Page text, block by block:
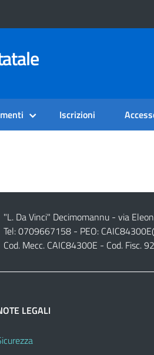
Iscrizioni
"L. Da Vinci" Decimomannu - via
Tel: 0709667158 - PEO:
Cod. Mecc. CAIC84300E - Cod. Fisc.
LEGALI